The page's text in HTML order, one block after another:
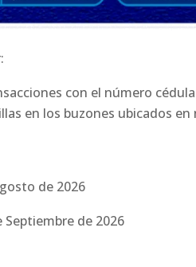
con el número
en los buzones ubicados
de 2026
de 2026